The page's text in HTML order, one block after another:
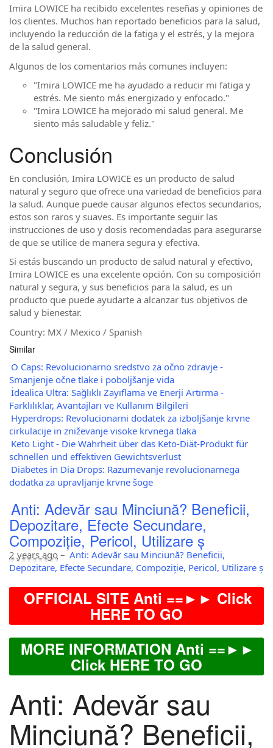
Imira LOWICE ha recibido excelentes reseñas y opiniones de
los clientes. Muchos han reportado beneficios para la salud,
incluyendo la reducción de la fatiga y el estrés, y la mejora
de la salud general.
Algunos de los comentarios más comunes incluyen:
"Imira LOWICE me ha ayudado a reducir mi fatiga y
estrés. Me siento más energizado y enfocado."
"Imira LOWICE ha mejorado mi salud general. Me
siento más saludable y feliz."
Conclusión
En conclusión, Imira LOWICE es un producto de salud
natural y seguro que ofrece una variedad de beneficios para
la salud. Aunque puede causar algunos efectos secundarios,
estos son raros y suaves. Es importante seguir las
instrucciones de uso y dosis recomendadas para asegurarse
de que se utilice de manera segura y efectiva.
Si estás buscando un producto de salud natural y efectivo,
Imira LOWICE es una excelente opción. Con su composición
natural y segura, y sus beneficios para la salud, es un
producto que puede ayudarte a alcanzar tus objetivos de
salud y bienestar.
Country: MX / Mexico / Spanish
Similar
O Caps: Revolucionarno sredstvo za očno zdravje -
Smanjenje očne tlake i poboljšanje vida
İdealica Ultra: Sağlıklı Zayıflama ve Enerji Artırma -
Farklılıklar, Avantajları ve Kullanım Bilgileri
Hyperdrops: Revolucionarni dodatek za izboljšanje krvne
cirkulacije in zniževanje visoke krvnega tlaka
Keto Light - Die Wahrheit über das Keto-Diät-Produkt für
schnellen und effektiven Gewichtsverlust
Diabetes in Dia Drops: Razumevanje revolucionarnega
dodatka za upravljanje krvne šoge
Anti: Adevăr sau Minciună? Beneficii,
Depozitare, Efecte Secundare,
Compoziție, Pericol, Utilizare ș
2 years ago –Anti: Adevăr sau Minciună? Beneficii,
Depozitare, Efecte Secundare, Compoziție, Pericol, Utilizare ș
OFFICIAL SITE Anti ==►► Click
HERE TO GO
MORE INFORMATION Anti ==►►
Click HERE TO GO
Anti: Adevăr sau
Minciună? Beneficii,